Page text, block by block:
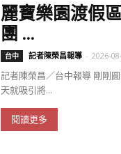
麗寶樂園渡假
團 ...
台中 記者陳榮昌報導 - 2026-
記者陳榮昌／台中報導 剛剛
天就吸引將...
閱讀更多